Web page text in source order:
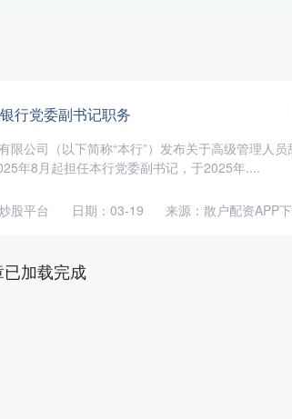
行党委副书记职务
限公司（以下简称“本行”）发布关于高级管理人员
年8月起担任本行党委副书记，于2025年....
日期：03-19 来源：散户配资APP
股平台
加载完成